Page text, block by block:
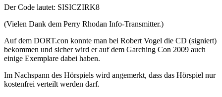
Der Code lautet: SISICZIRK8
(Vielen Dank dem Perry Rhodan Info-Transmitter.)
Auf dem DORT.con konnte man bei Robert Vogel die CD (signiert)
bekommen und sicher wird er auf dem Garching Con 2009 auch
einige Exemplare dabei haben.
Im Nachspann des Hörspiels wird angemerkt, dass das Hörspiel nur
kostenfrei verteilt werden darf.